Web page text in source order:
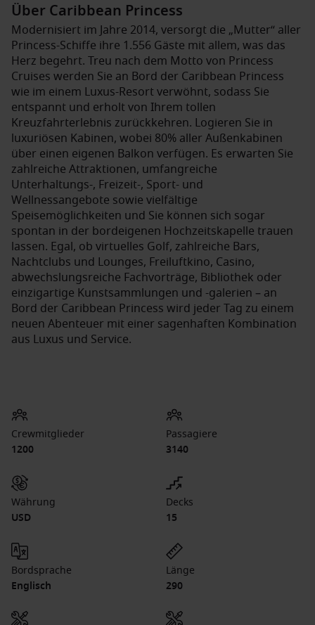
Über Caribbean Princess
Modernisiert im Jahre 2014, versorgt die „Mutter“ aller
Princess-Schiffe ihre 1.556 Gäste mit allem, was das
Herz begehrt. Treu nach dem Motto von Princess
Cruises werden Sie an Bord der Caribbean Princess
wie im einem Luxus-Resort verwöhnt, sodass Sie
entspannt und erholt von Ihrem tollen
Kreuzfahrterlebnis zurückkehren. Logieren Sie in
luxuriösen Kabinen, wobei 80% aller Außenkabinen
über einen eigenen Balkon verfügen. Es erwarten Sie
zahlreiche Attraktionen, umfangreiche
Unterhaltungs-, Freizeit-, Sport- und
Wellnessangebote sowie vielfältige
Speisemöglichkeiten und Sie können sich sogar
spontan in der bordeigenen Hochzeitskapelle trauen
lassen. Egal, ob virtuelles Golf, zahlreiche Bars,
Nachtclubs und Lounges, Freiluftkino, Casino,
abwechslungsreiche Fachvorträge, Bibliothek oder
einzigartige Kunstsammlungen und -galerien – an
Bord der Caribbean Princess wird jeder Tag zu einem
neuen Abenteuer mit einer sagenhaften Kombination
aus Luxus und Service.
Crewmitglieder
1200
Passagiere
3140
Währung
USD
Decks
15
Bordsprache
Englisch
Länge
290